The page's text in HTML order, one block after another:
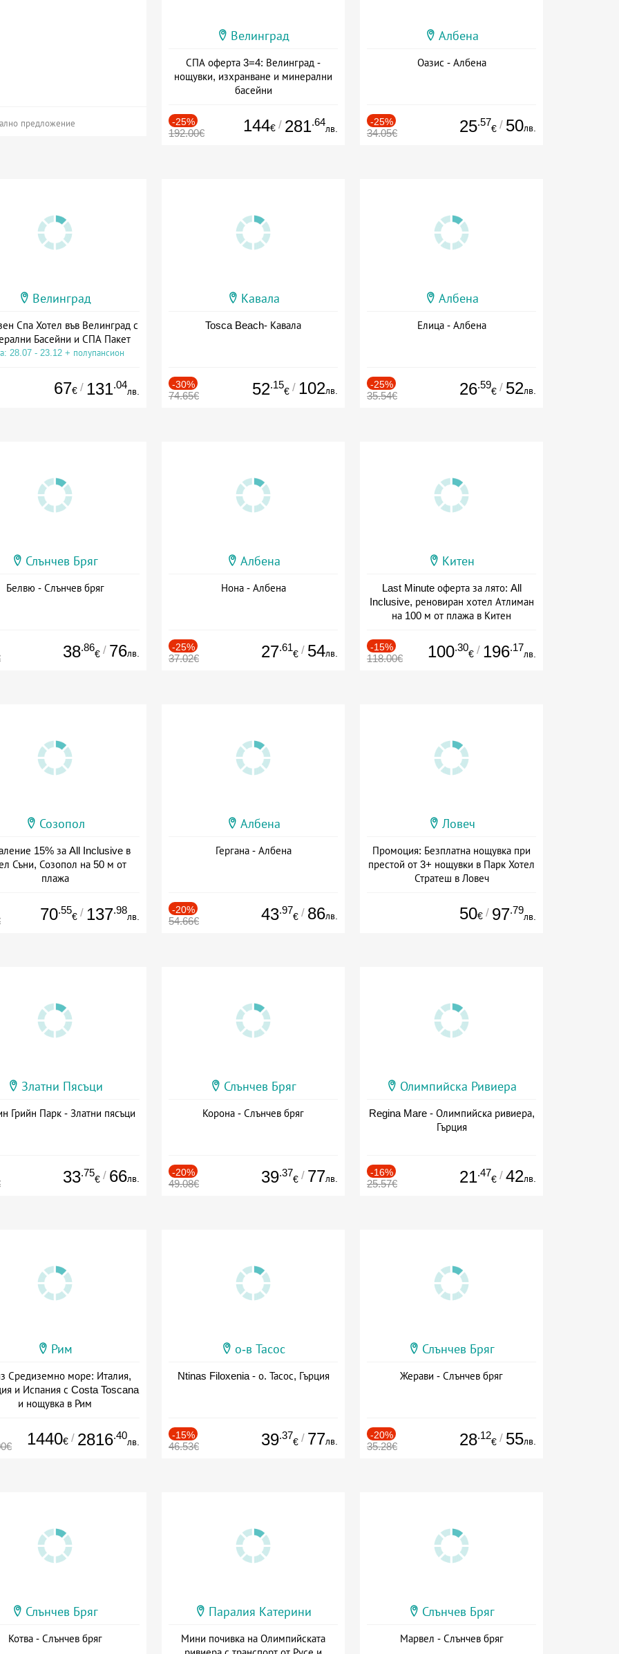
предложение
Велинград
СПА оферта 3=4: Велинград -
нощувки, изхранване и минерални
басейни
-25%
192.00€ 144€ / 281.64
лв.
Албена
Оазис - Албена
-25%
34.05€ 25.57
€ / 50лв.
Велинград
Спа Хотел във Велинград с
Басейни и СПА Пакет
28.07 - 23.12 + полупансион
67€ / 131.04
лв.
Кавала
Tosca Beach- Кавала
-30%
74.65€ 52.15
€ / 102лв.
Албена
Елица - Албена
-25%
35.54€ 26.59
€ / 52лв.
Слънчев Бряг
Белвю - Слънчев бряг
38.86
€ / 76лв.
Албена
Нона - Албена
-25%
37.02€ 27.61
€ / 54лв.
Китен
Last Minute оферта за лято: All
Inclusive, реновиран хотел Атлиман
на 100 м от плажа в Китен
-15%
118.00€ 100.30
€ / 196.17
лв.
Созопол
15% за All Inclusive в
Съни, Созопол на 50 м от
плажа
70.55
€ / 137.98
лв.
Албена
Гергана - Албена
-20%
54.66€ 43.97
€ / 86лв.
Ловеч
Промоция: Безплатна нощувка при
престой от 3+ нощувки в Парк Хотел
Стратеш в Ловеч
50€ / 97.79
лв.
Златни Пясъци
Грийн Парк - Златни пясъци
33.75
€ / 66лв.
Слънчев Бряг
Корона - Слънчев бряг
-20%
49.08€ 39.37
€ / 77лв.
Олимпийска Ривиера
Regina Mare - Олимпийска ривиера,
Гърция
-16%
25.57€ 21.47
€ / 42лв.
Рим
Средиземно море: Италия,
и Испания с Costa Toscana
и нощувка в Рим
1440€ / 2816.40
лв.
о-в Тасос
Ntinas Filoxenia - о. Тасос, Гърция
-15%
46.53€ 39.37
€ / 77лв.
Слънчев Бряг
Жерави - Слънчев бряг
-20%
35.28€ 28.12
€ / 55лв.
Слънчев Бряг
Котва - Слънчев бряг
Паралия Катерини
Мини почивка на Олимпийската
Слънчев Бряг
Марвел - Слънчев бряг